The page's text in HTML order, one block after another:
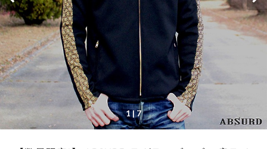
1| 7